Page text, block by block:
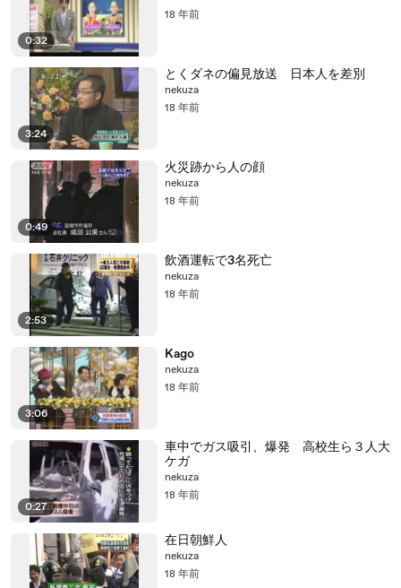
0:32
18 年前
3:24
とくダネの偏見放送 日本人を差別
nekuza
18 年前
0:49
火災跡から人の顔
nekuza
18 年前
2:53
飲酒運転で3名死亡
nekuza
18 年前
3:06
Kago
nekuza
18 年前
0:27
車中でガス吸引、爆発 高校生ら３人大
ケガ
nekuza
18 年前
在日朝鮮人
nekuza
18 年前